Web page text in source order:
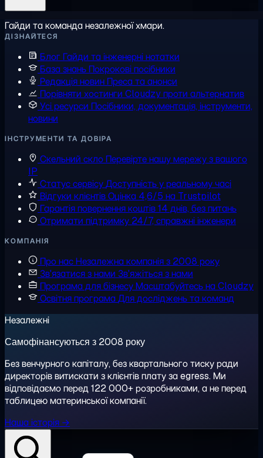
Гайди та команда незалежної хмари.
ДІЗНАЙТЕСЯ
Блог Гайди та інженерні нотатки
База знань Покрокові посібники
Редакція новин Преса та анонси
Порівняти хостинги Cloudzy проти альтернатив
Усі ресурси Посібники, документація, інструменти,
новини
ІНСТРУМЕНТИ ТА ДОВІРА
Скельний скло Перевірте нашу мережу з вашого
IP
Статус сервісуДоступність у реальному часі
Відгуки клієнтівОцінка 4,6/5 на Trustpilot
Гарантія повернення коштів14 днів, без питань
Отримати підтримку 24/7, справжні інженери
КОМПАНІЯ
Про насНезалежна компанія з 2008 року
Зв'язатися з нами Зв'яжіться з нами
Програма для бізнесуМасштабуйтесь на Cloudzy
Освітня програмаДля досліджень та команд
Незалежні
Самофінансуються з 2008 року
Без венчурного капіталу, без квартального тиску ради
директорів витискати з клієнтів плату за egress. Ми
відповідаємо перед 122 000+ розробниками, а не перед
таблицею материнської компанії.
Наша історія →